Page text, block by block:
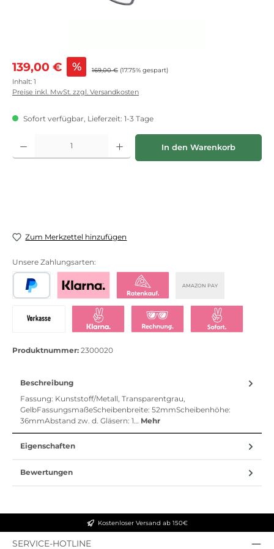
Verkaufspreis:
139,00 € % Regulärer Preis:
169,00 € (17.75% gespart)
Inhalt: 1
Preise inkl. MwSt. zzgl. Versandkosten
Sofort verfügbar, Lieferzeit: 1-3 Tage
Produkt Anzahl: Gib den gewünschten Wert ein oder benutze die
In den Warenkorb
Zum Merkzettel hinzufügen
Unsere Zahlungsarten:
AMAZON PAY
Bezahlen mit KlarnaKlarna Ratenkauf
Produktnummer: 2300020
Beschreibung
Fassung: Kunststoff/Metall, Transparentgrau,
GelbFassungsmaßeScheibenbreite: 52mmScheibenhöhe:
36mmAbstand zw. d. Gläsern: 1… Mehr
Eigenschaften
Bewertungen
Kostenloser Versand ab 150€
SERVICE-HOTLINE